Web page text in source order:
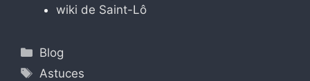
wiki de Saint-Lô
Catégories
Blog
Étiquettes
Astuces